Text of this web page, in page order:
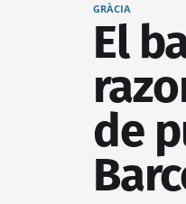
GRÀCIA
El
de